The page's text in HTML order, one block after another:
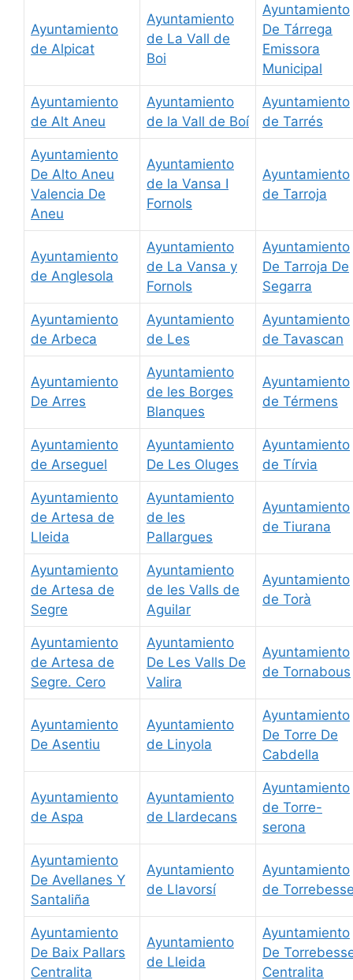
Ayuntamiento
de Alpicat
Ayuntamiento
de La Vall de
Boi
Ayuntamiento
De Tárrega
Emissora
Municipal
Ayuntamiento
de Alt Aneu
Ayuntamiento
de la Vall de Boí
Ayuntamiento
de Tarrés
Ayuntamiento
De Alto Aneu
Valencia De
Aneu
Ayuntamiento
de la Vansa I
Fornols
Ayuntamiento
de Tarroja
Ayuntamiento
de Anglesola
Ayuntamiento
de La Vansa y
Fornols
Ayuntamiento
De Tarroja De
Segarra
Ayuntamiento
de Arbeca
Ayuntamiento
de Les
Ayuntamiento
de Tavascan
Ayuntamiento
De Arres
Ayuntamiento
de les Borges
Blanques
Ayuntamiento
de Térmens
Ayuntamiento
de Arseguel
Ayuntamiento
De Les Oluges
Ayuntamiento
de Tírvia
Ayuntamiento
de Artesa de
Lleida
Ayuntamiento
de les
Pallargues
Ayuntamiento
de Tiurana
Ayuntamiento
de Artesa de
Segre
Ayuntamiento
de les Valls de
Aguilar
Ayuntamiento
de Torà
Ayuntamiento
de Artesa de
Segre. Cero
Ayuntamiento
De Les Valls De
Valira
Ayuntamiento
de Tornabous
Ayuntamiento
De Asentiu
Ayuntamiento
de Linyola
Ayuntamiento
De Torre De
Cabdella
Ayuntamiento
de Aspa
Ayuntamiento
de Llardecans
Ayuntamiento
de Torre-
serona
Ayuntamiento
De Avellanes Y
Santaliña
Ayuntamiento
de Llavorsí
Ayuntamiento
de
Ayuntamiento
De Baix Pallars
Centralita
Ayuntamiento
de Lleida
Ayuntamiento
De
Centralita